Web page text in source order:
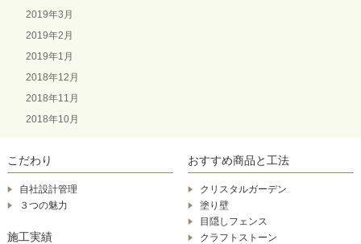
2019年3月
2019年2月
2019年1月
2018年12月
2018年11月
2018年10月
こだわり
自社設計管理
３つの魅力
施工実績
おすすめ商品と工法
クリスタルガーデン
塗り壁
目隠しフェンス
クラフトストーン